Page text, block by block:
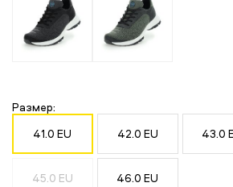
Размер:
41.0 EU
42.0 EU 43.0
45.0 EU 46.0 EU